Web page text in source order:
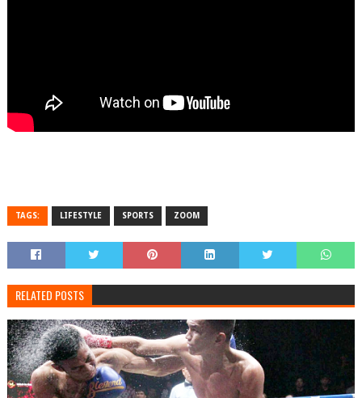
TAGS: LIFESTYLE SPORTS ZOOM
RELATED POSTS